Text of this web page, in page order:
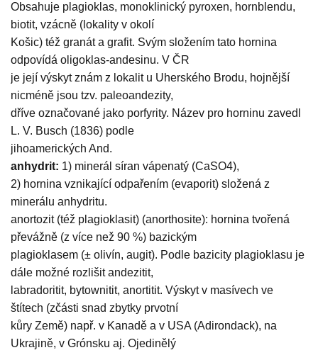
Obsahuje plagioklas, monoklinický pyroxen, hornblendu,
biotit, vzácně (lokality v okolí
Košic) též granát a grafit. Svým složením tato hornina
odpovídá oligoklas-andesinu. V ČR
je její výskyt znám z lokalit u Uherského Brodu, hojnější
nicméně jsou tzv. paleoandezity,
dříve označované jako porfyrity. Název pro horninu zavedl
L. V. Busch (1836) podle
jihoamerických And.
anhydrit: 1) minerál síran vápenatý (CaSO4),
2) hornina vznikající odpařením (evaporit) složená z
minerálu anhydritu.
anortozit (též plagioklasit) (anorthosite): hornina tvořená
převážně (z více než 90 %) bazickým
plagioklasem (± olivín, augit). Podle bazicity plagioklasu je
dále možné rozlišit andezitit,
labradoritit, bytownitit, anortitit. Výskyt v masívech ve
štítech (zčásti snad zbytky prvotní
kůry Země) např. v Kanadě a v USA (Adirondack), na
Ukrajině, v Grónsku aj. Ojedinělý